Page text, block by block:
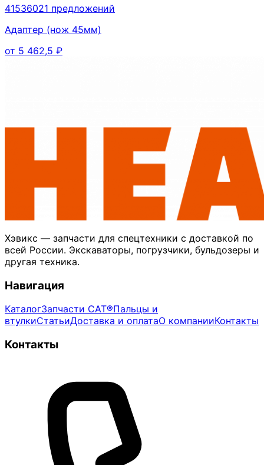
41536021 предложений
Адаптер (нож 45мм)
от 5 462,5 ₽
Хэвикс — запчасти для спецтехники с доставкой по
всей России. Экскаваторы, погрузчики, бульдозеры и
другая техника.
Навигация
КаталогЗапчасти CAT®Пальцы и
втулкиСтатьиДоставка и оплатаО компанииКонтакты
Контакты